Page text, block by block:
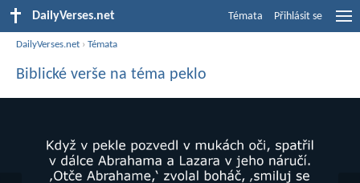
DailyVerses.net Témata Přihlásit se
DailyVerses.net ›Témata
Biblické verše na téma peklo